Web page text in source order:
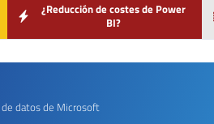
¿Reducción de costes de Power
BI?
datos de Microsoft